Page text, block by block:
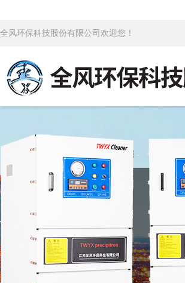
全风环保科技股份有限公司欢迎您！